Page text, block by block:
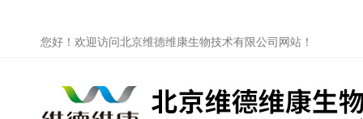
您好！欢迎访问北京维德维康生物技术有限公司网站！